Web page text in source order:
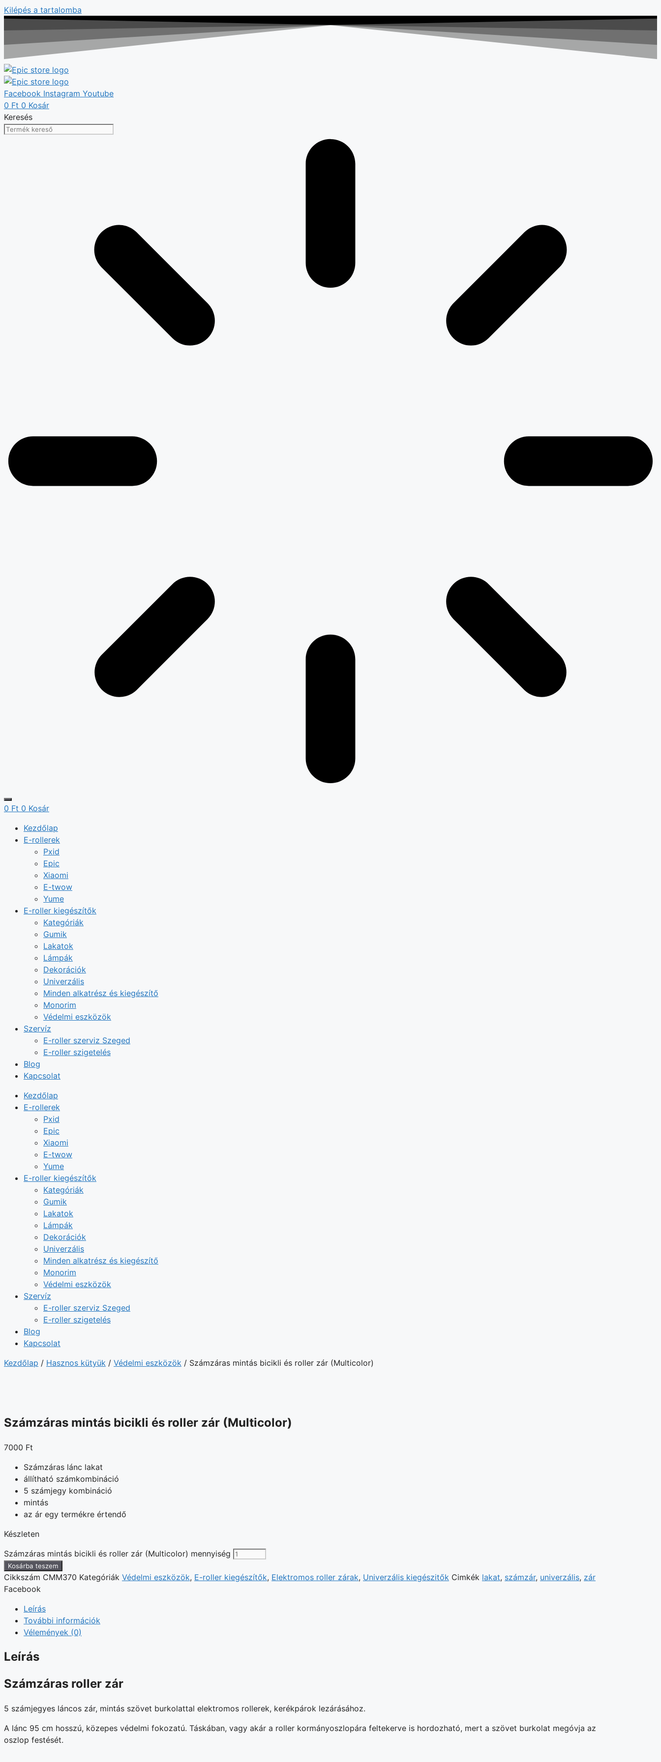
Kilépés a tartalomba
Facebook Instagram Youtube
0 Ft 0 Kosár
Keresés
0 Ft 0 Kosár
Kezdőlap
E-rollerek
Pxid
Epic
Xiaomi
E-twow
Yume
E-roller kiegészítők
Kategóriák
Gumik
Lakatok
Lámpák
Dekorációk
Univerzális
Minden alkatrész és kiegészítő
Monorim
Védelmi eszközök
Szervíz
E-roller szerviz Szeged
E-roller szigetelés
Blog
Kapcsolat
Kezdőlap
E-rollerek
Pxid
Epic
Xiaomi
E-twow
Yume
E-roller kiegészítők
Kategóriák
Gumik
Lakatok
Lámpák
Dekorációk
Univerzális
Minden alkatrész és kiegészítő
Monorim
Védelmi eszközök
Szervíz
E-roller szerviz Szeged
E-roller szigetelés
Blog
Kapcsolat
Kezdőlap / Hasznos kütyük / Védelmi eszközök / Számzáras mintás bicikli és roller zár (Multicolor)
Számzáras mintás bicikli és roller zár (Multicolor)
7000 Ft
Számzáras lánc lakat
állítható számkombináció
5 számjegy kombináció
mintás
az ár egy termékre értendő
Készleten
Számzáras mintás bicikli és roller zár (Multicolor) mennyiség
Kosárba teszem
Cikkszám CMM370 Kategóriák Védelmi eszközök, E-roller kiegészítők, Elektromos roller zárak, Univerzális kiegészitők Cimkék lakat, számzár, univerzális, zár
Facebook
Leírás
További információk
Vélemények (0)
Leírás
Számzáras roller zár
5 számjegyes láncos zár, mintás szövet burkolattal elektromos rollerek, kerékpárok lezárásához.
A lánc 95 cm hosszú, közepes védelmi fokozatú. Táskában, vagy akár a roller kormányoszlopára feltekerve is hordozható, mert a szövet burkolat megóvja az
oszlop festését.